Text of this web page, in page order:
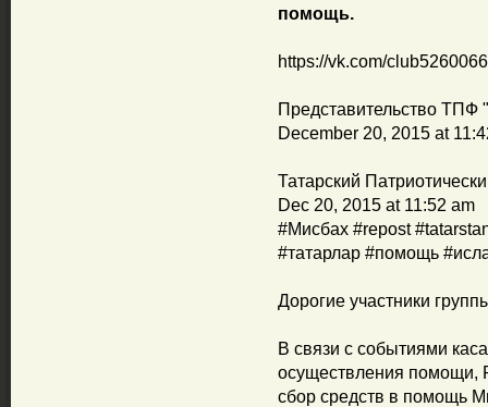
помощь.
https://vk.com/
Представительство
December 20, 2015 at
Татарский
Dec 20, 2015 at 11:52 am
#Мисбах #repost
#татарлар #помощь
Дорогие участники
В связи с событиями
осуществления помощи,
сбор средств в помощь